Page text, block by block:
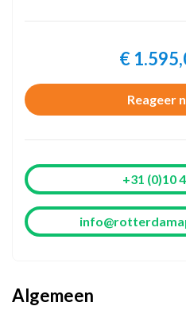
€
Reageer
+31 (0)10
Algemeen